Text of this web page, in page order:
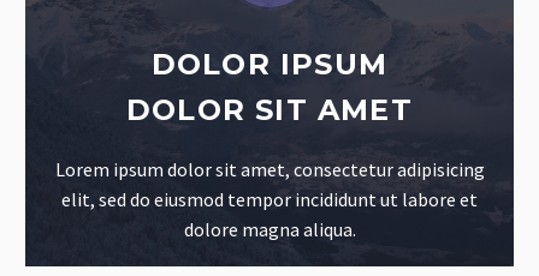
DOLOR IPSUM
DOLOR SIT AMET
Lorem ipsum dolor sit amet, consectetur adipisicing
elit, sed do eiusmod tempor incididunt ut labore et
dolore magna aliqua.